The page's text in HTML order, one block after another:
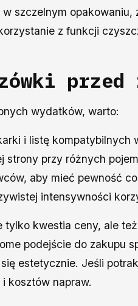
szczelnym opakowaniu,
z funkcji
wydatków, warto:
i listę kompatybilnych
przy różnych
aby mieć pewność
intensywności
tylko kwestia ceny, ale
podejście do zakupu
estetycznie. Jeśli
kosztów napraw.